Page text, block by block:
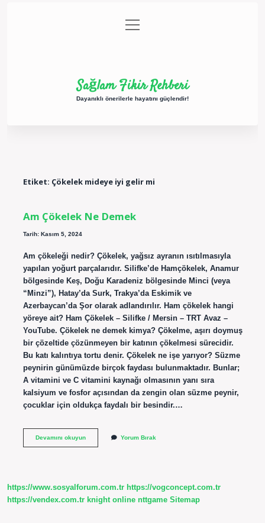
Gizlilik Politikası
menüyü
aç
Sağlam Fikir Rehberi
Dayanıklı önerilerle hayatını güçlendir!
Etiket: Çökelek mideye iyi gelir mi
Am Çökelek Ne Demek
Tarih: Kasım 5, 2024
Am çökeleği nedir? Çökelek, yağsız ayranın ısıtılmasıyla
yapılan yoğurt parçalarıdır. Silifke’de Hamçökelek, Anamur
bölgesinde Keş, Doğu Karadeniz bölgesinde Minci (veya
“Minzi”), Hatay’da Surk, Trakya’da Eskimik ve
Azerbaycan’da Şor olarak adlandırılır. Ham çökelek hangi
yöreye ait? Ham Çökelek – Silifke / Mersin – TRT Avaz –
YouTube. Çökelek ne demek kimya? Çökelme, aşırı doymuş
bir çözeltide çözünmeyen bir katının çökelmesi sürecidir.
Bu katı kalıntıya tortu denir. Çökelek ne işe yarıyor? Süzme
peynirin günümüzde birçok faydası bulunmaktadır. Bunlar;
A vitamini ve C vitamini kaynağı olmasının yanı sıra
kalsiyum ve fosfor açısından da zengin olan süzme peynir,
çocuklar için oldukça faydalı bir besindir.…
Devamını okuyunAm
Yorum Bırak
https://www.sosyalforum.com.tr https://vogconcept.com.tr
https://vendex.com.tr knight online nttgame Sitemap